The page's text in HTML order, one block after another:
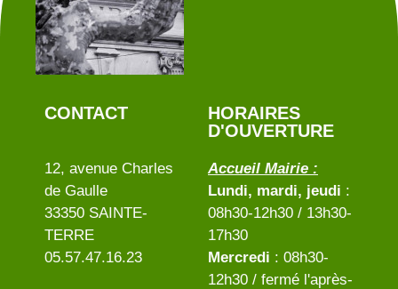
CONTACT
HORAIRES
D'OUVERTURE
12, avenue Charles
de Gaulle
33350 SAINTE-
TERRE
05.57.47.16.23
Accueil Mairie :
Lundi, mardi, jeudi :
08h30-12h30 / 13h30-
17h30
Mercredi : 08h30-
12h30 / fermé l'après-